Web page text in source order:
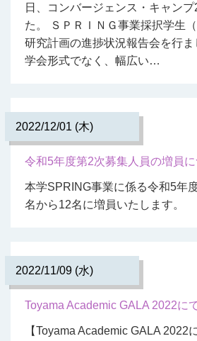
日、コンバージェンス・キャン
た。 ＳＰＲＩＮＧ事業採択学生
研究計画の進捗状況報告会を行
学会形式でなく、幅広い…
2022/12/01 (木)
令和5年度第2次募集人員の増員に
本学SPRING事業に係る令和5年
名から12名に増員いたします。
2022/11/09 (水)
Toyama Academic GALA 2022に
【Toyama Academic GALA 2022